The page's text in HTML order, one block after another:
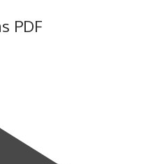
PDF